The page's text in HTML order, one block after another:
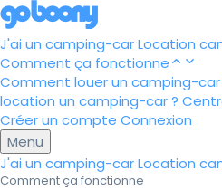
J'ai un camping-carLocation
Comment ça fonctionne
Comment louer un camping-car
location un camping-car ?
Créer un compte Connexion
Menu
J'ai un camping-carLocation
Comment ça fonctionne